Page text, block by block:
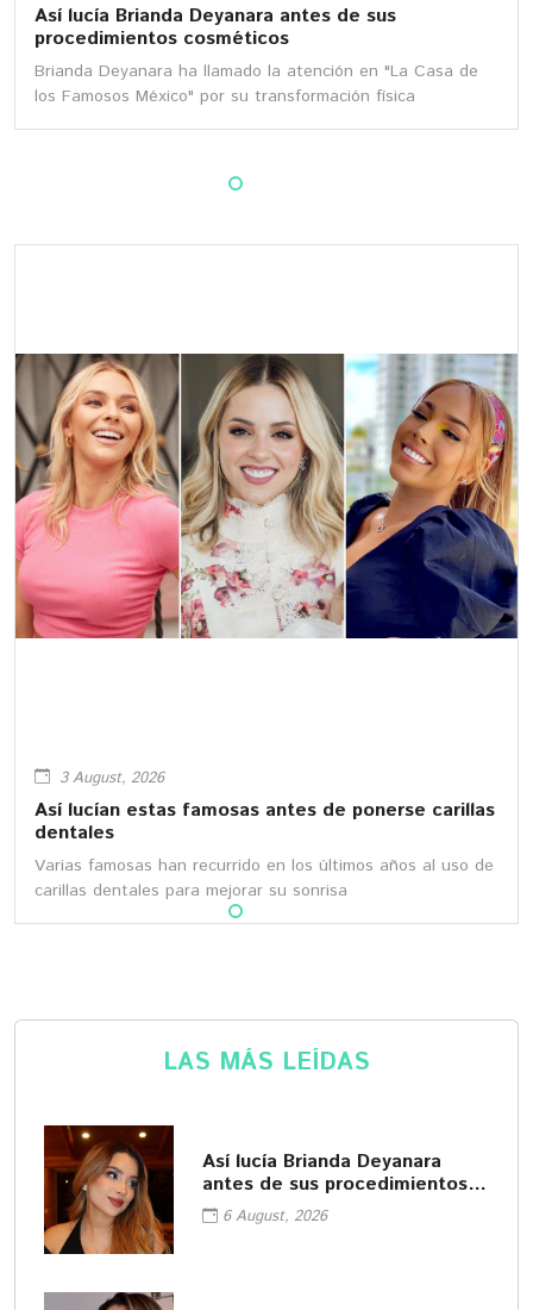
Así lucía Brianda Deyanara antes de sus
procedimientos cosméticos
Brianda Deyanara ha llamado la atención en "La Casa de
los Famosos México" por su transformación física
3 August, 2026
Así lucían estas famosas antes de ponerse carillas
dentales
Varias famosas han recurrido en los últimos años al uso de
carillas dentales para mejorar su sonrisa
LAS MÁS LEÍDAS
Así lucía Brianda Deyanara
antes de sus procedimientos
cosméticos
6 August, 2026